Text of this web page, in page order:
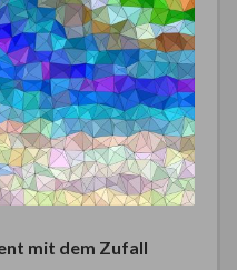
mit dem Zufall